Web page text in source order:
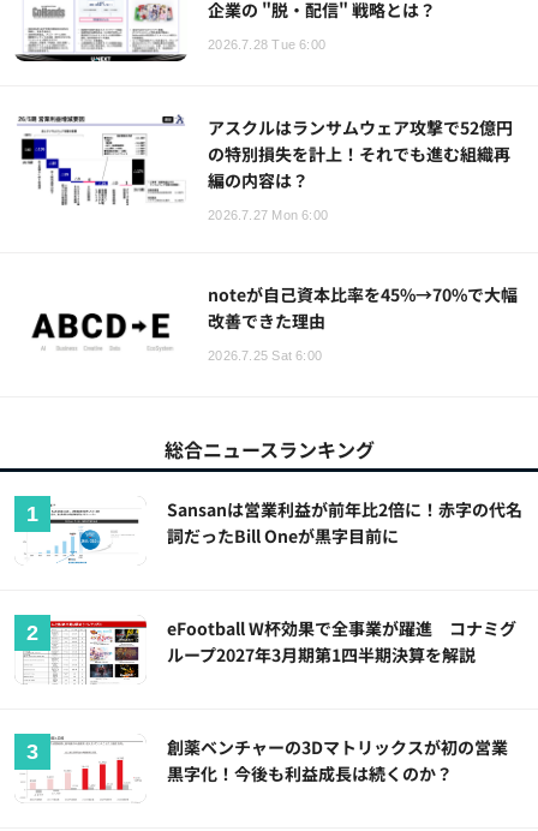
企業の "脱・配信" 戦略とは？
2026.7.28 Tue 6:00
アスクルはランサムウェア攻撃で52億円
の特別損失を計上！それでも進む組織再
編の内容は？
2026.7.27 Mon 6:00
noteが自己資本比率を45%→70%で大幅
改善できた理由
2026.7.25 Sat 6:00
総合ニュースランキング
Sansanは営業利益が前年比2倍に！赤字の代名
詞だったBill Oneが黒字目前に
eFootball W杯効果で全事業が躍進 コナミグ
ループ2027年3月期第1四半期決算を解説
創薬ベンチャーの3Dマトリックスが初の営業
黒字化！今後も利益成長は続くのか？